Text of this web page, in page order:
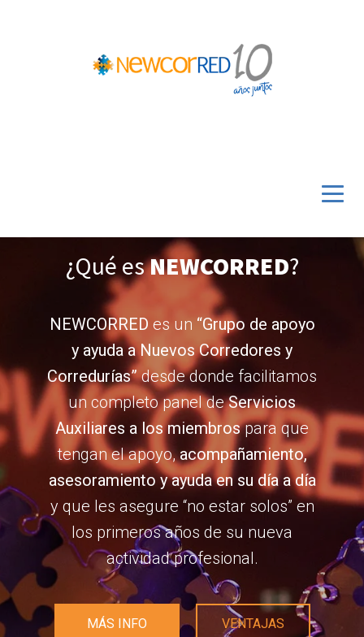
¿Qué esNEWCORRED?
NEWCORRED es un “Grupo de apoyo
y ayuda a Nuevos Corredores y
Corredurías”desde donde facilitamos
un completo panel deServicios
Auxiliares a los miembrospara que
tengan el apoyo,acompañamiento,
asesoramiento y ayuda en su día a día
y que les asegure “no estar solos” en
los primeros años de su nueva
actividad profesional.
MÁS INFO VENTAJAS